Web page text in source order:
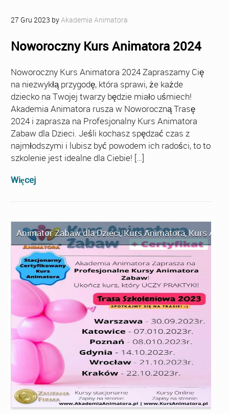
27 Gru 2023 byAkademia Animatora
Noworoczny Kurs Animatora 2024
Noworoczny Kurs Animatora 2024 Zapraszamy Cię
na niezwykłą przygodę, która sprawi, że każde
dziecko na Twojej twarzy będzie miało uśmiech!
Akademia Animatora rusza w Noworoczną Trasę
2024 i zaprasza na Profesjonalny Kurs Animatora
Zabaw dla Dzieci. Jeśli kochasz spędzać czas z
najmłodszymi i lubisz być powodem ich radości, to to
szkolenie jest idealne dla Ciebie! […]
Więcej
Animator Zabaw dla Dzieci,Kurs Animatora,Kurs